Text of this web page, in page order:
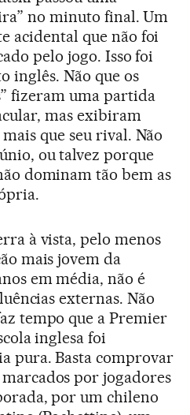
no minuto final. Um
acidental que não foi
pelo jogo. Isso foi
inglês. Não que os
fizeram uma partida
mas exibiram
que seu rival. Não
ou talvez porque
dominam tão bem as
à vista, pelo menos
mais jovem da
em média, não é
externas. Não
tempo que a Premier
inglesa foi
pura. Basta comprovar
por jogadores
por um chileno